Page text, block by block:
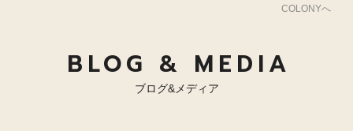
COLONYへ
BLOG & MEDIA
ブログ&メディア